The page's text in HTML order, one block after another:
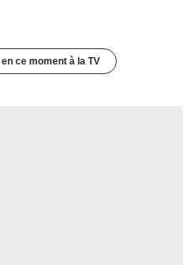
ce moment à la TV